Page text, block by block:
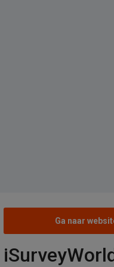
Ga naar